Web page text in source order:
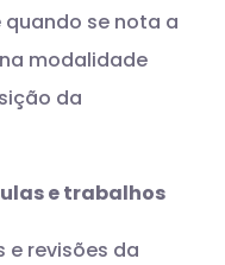
se nota a
modalidade
da
e trabalhos
e revisões da